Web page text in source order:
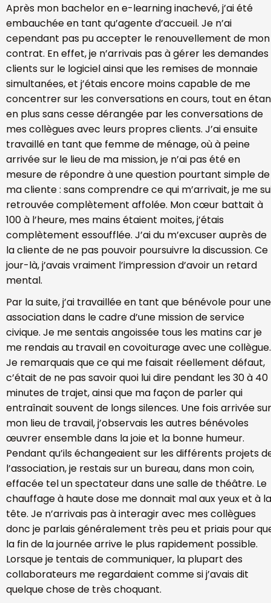
Après mon bachelor en e-learning inachevé, j’ai été
embauchée en tant qu’agente d’accueil. Je n’ai
cependant pas pu accepter le renouvellement de mon
contrat. En effet, je n’arrivais pas à gérer les demandes
clients sur le logiciel ainsi que les remises de monnaie
simultanées, et j’étais encore moins capable de me
concentrer sur les conversations en cours, tout en
en plus sans cesse dérangée par les conversations de
mes collègues avec leurs propres clients. J’ai ensuite
travaillé en tant que femme de ménage, où à peine
arrivée sur le lieu de ma mission, je n’ai pas été en
mesure de répondre à une question pourtant simple de
ma cliente : sans comprendre ce qui m’arrivait, je me
retrouvée complètement affolée. Mon cœur battait à
100 à l’heure, mes mains étaient moites, j’étais
complètement essoufflée. J’ai du m’excuser auprès de
la cliente de ne pas pouvoir poursuivre la discussion. Ce
jour-là, j’avais vraiment l’impression d’avoir un retard
mental.
Par la suite, j’ai travaillée en tant que bénévole pour une
association dans le cadre d’une mission de service
civique. Je me sentais angoissée tous les matins car je
me rendais au travail en covoiturage avec une collègue.
Je remarquais que ce qui me faisait réellement défaut,
c’était de ne pas savoir quoi lui dire pendant les 30 à 40
minutes de trajet, ainsi que ma façon de parler qui
entraînait souvent de longs silences. Une fois arrivée sur
mon lieu de travail, j’observais les autres bénévoles
œuvrer ensemble dans la joie et la bonne humeur.
Pendant qu’ils échangeaient sur les différents projets
l’association, je restais sur un bureau, dans mon coin,
effacée tel un spectateur dans une salle de théâtre. Le
chauffage à haute dose me donnait mal aux yeux et à la
tête. Je n’arrivais pas à interagir avec mes collègues
donc je parlais généralement très peu et priais pour
la fin de la journée arrive le plus rapidement possible.
Lorsque je tentais de communiquer, la plupart des
collaborateurs me regardaient comme si j’avais dit
quelque chose de très choquant.